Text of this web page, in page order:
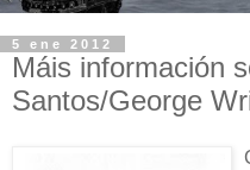
5 ene 2012
Máis información
Santos/George